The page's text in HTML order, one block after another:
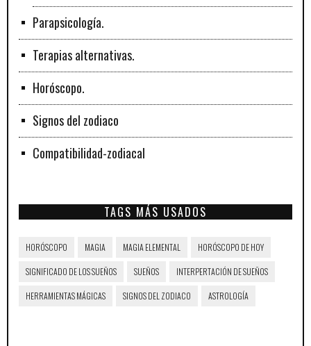
Parapsicología.
Terapias alternativas.
Horóscopo.
Signos del zodiaco
Compatibilidad-zodiacal
TAGS MÁS USADOS
HORÓSCOPO MAGIA MAGIA ELEMENTAL HORÓSCOPO DE HOY
SIGNIFICADO DE LOS SUEÑOS SUEÑOS INTERPERTACIÓN DE SUEÑOS
HERRAMIENTAS MÁGICAS SIGNOS DEL ZODIACO ASTROLOGÍA